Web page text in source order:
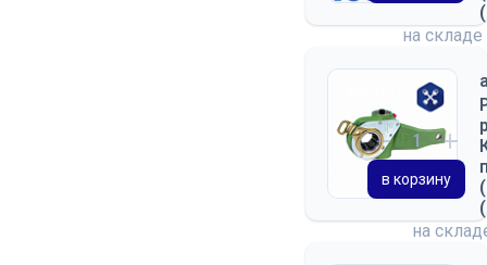
на складе
на
в корзину